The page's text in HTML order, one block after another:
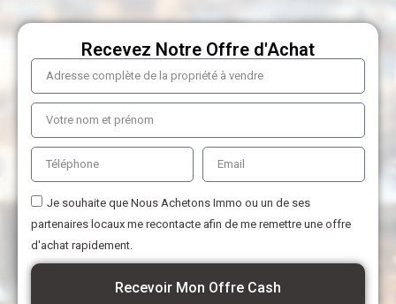
Recevez Notre Offre d'Achat
Je souhaite que Nous Achetons Immo ou un de ses
partenaires locaux me recontacte afin de me remettre une offre
d'achat rapidement.
Recevoir Mon Offre Cash